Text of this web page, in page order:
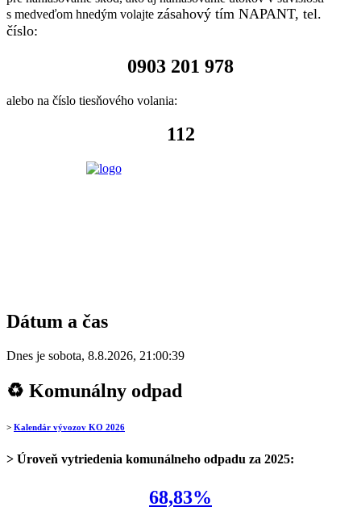
s medveďom hnedým volajte zásahový tím NAPANT, tel.
číslo:
0903 201 978
alebo na číslo tiesňového volania:
112
Dátum a čas
Dnes je sobota, 8.8.2026, 21:00:39
♻ Komunálny odpad
> Kalendár vývozov KO 2026
> Úroveň vytriedenia komunálneho odpadu za 2025:
68,83%